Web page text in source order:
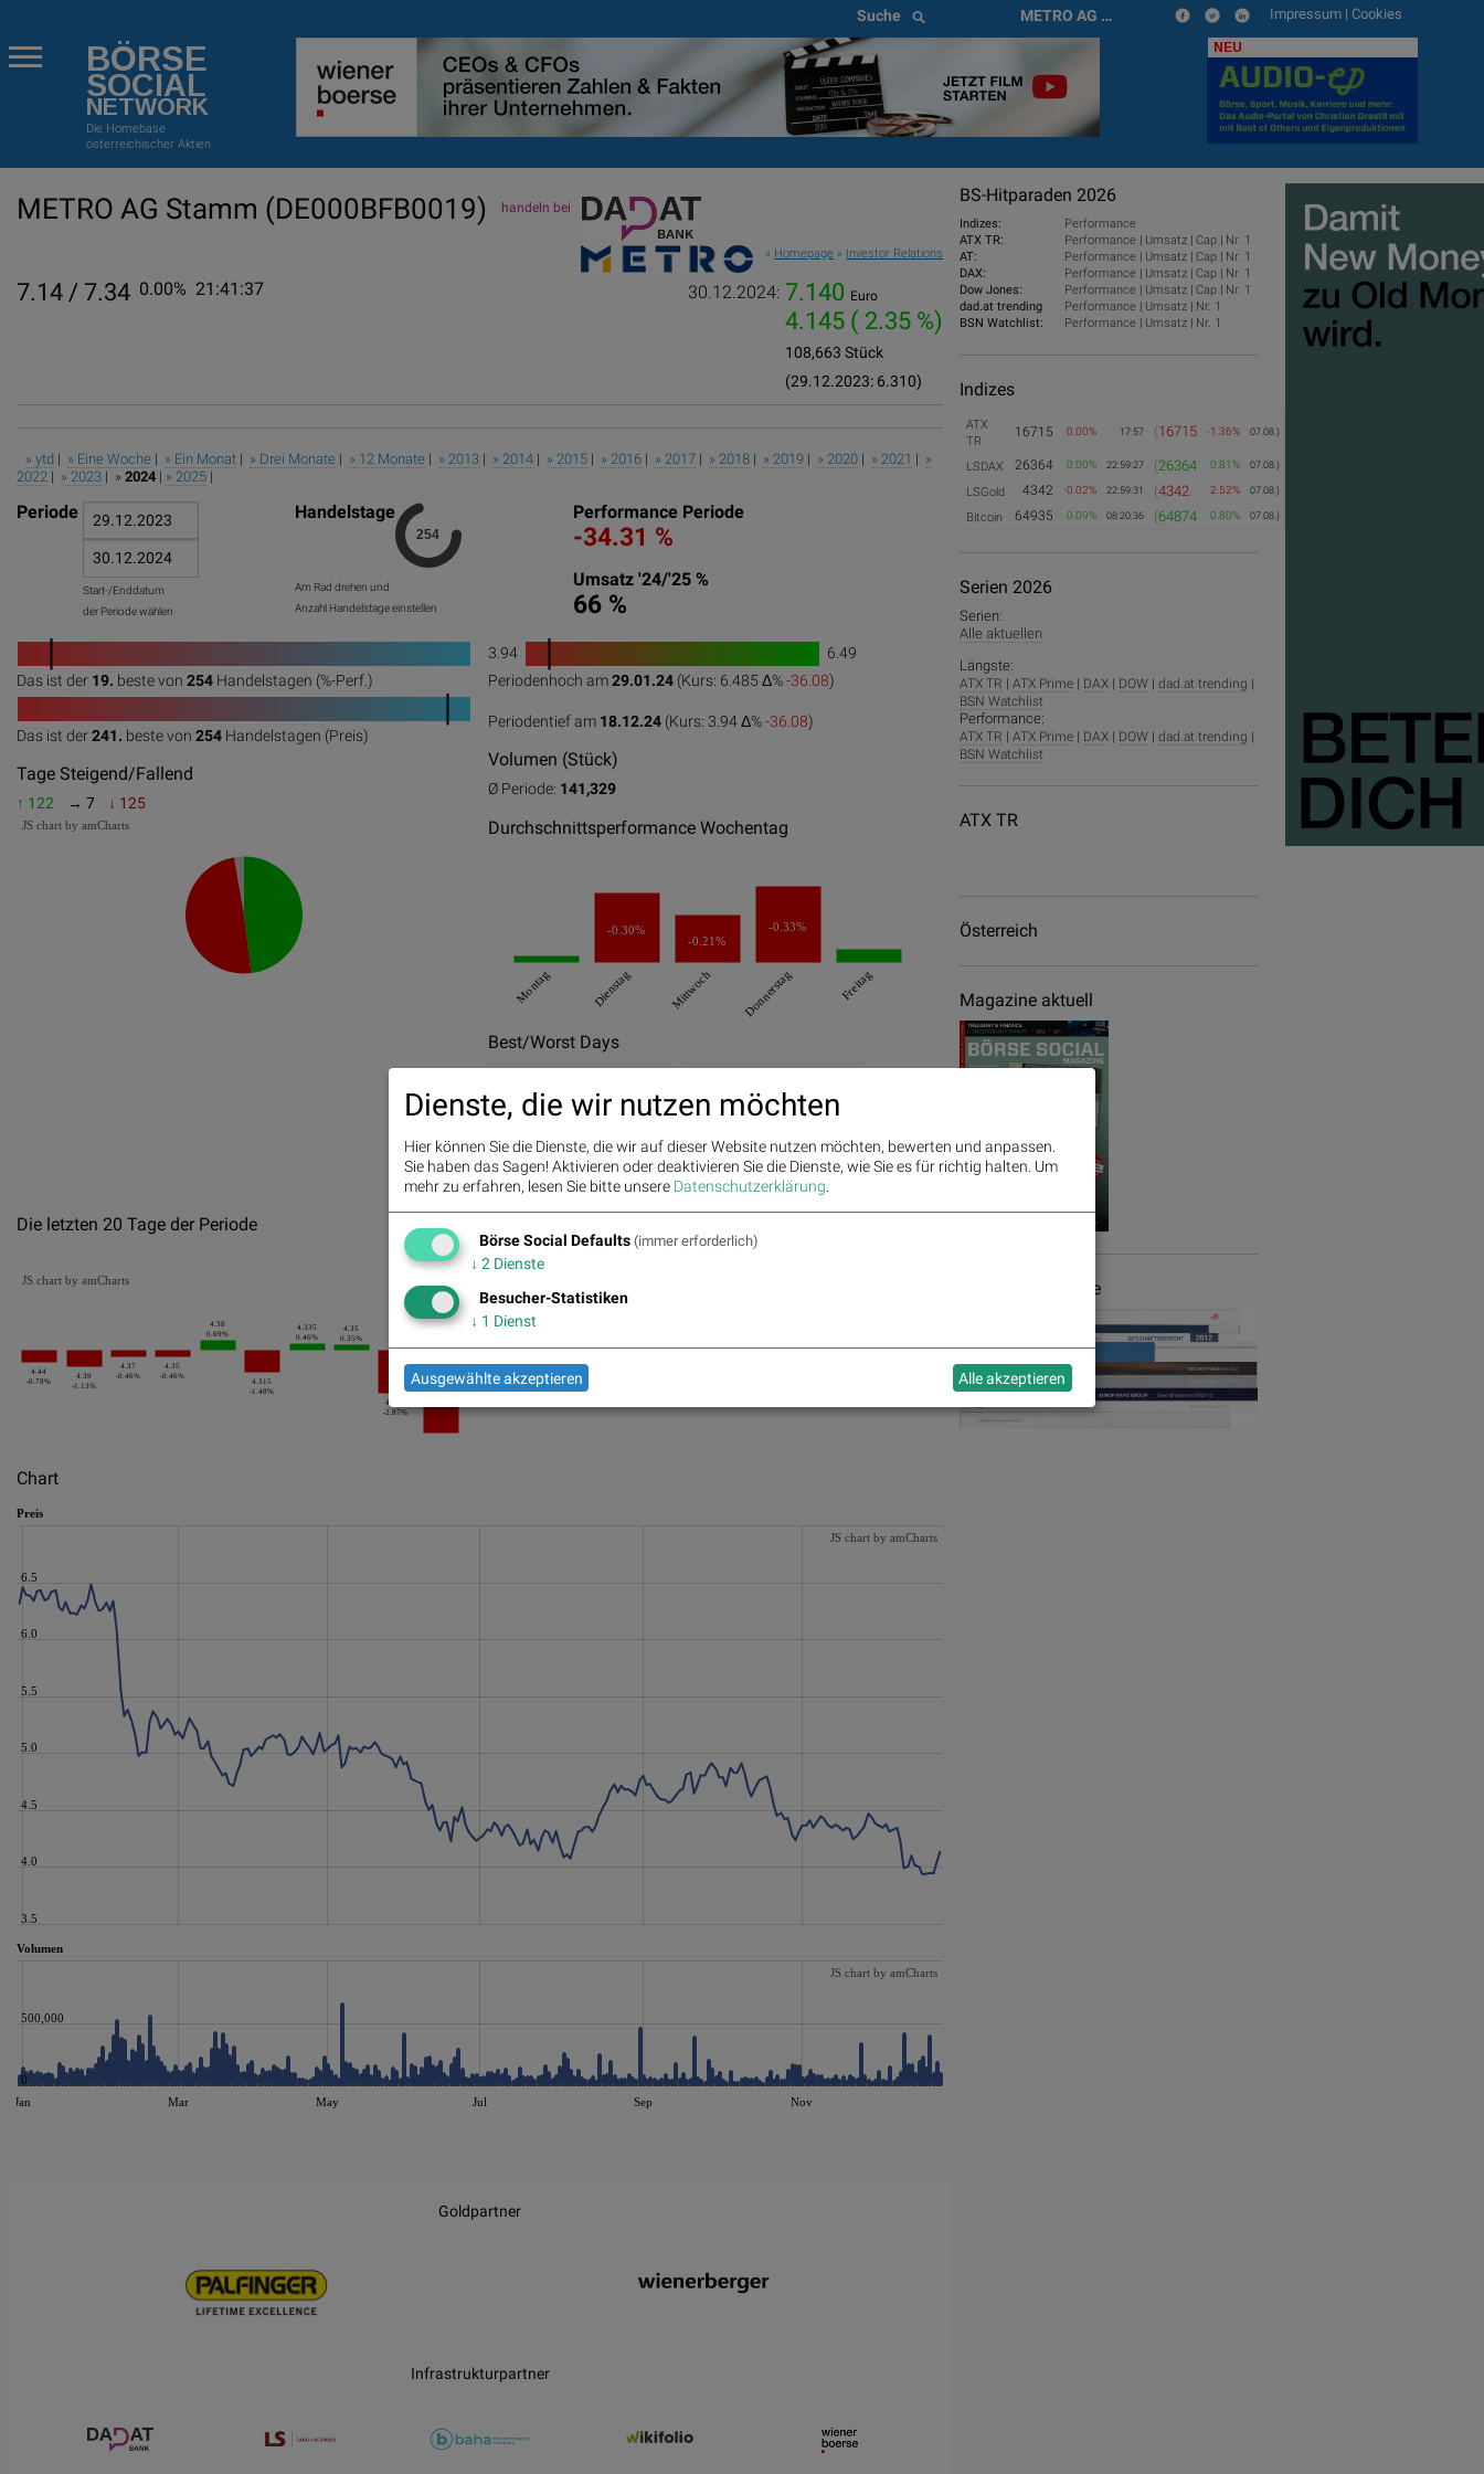
Suche METRO AG Stamm Impressum | Cookies
BÖRSE
SOCIAL
NETWORK
Die Homebase
österreichischer Aktien
NEU
METRO AG Stamm (DE000BFB0019) handeln bei
» Homepage » Investor Relations
30.12.2024: 7.140 Euro
4.145 ( 2.35 %)
108,663 Stück
(29.12.2023: 6.310)
7.14 / 7.34 0.00% 21:41:37
» ytd | » Eine Woche | » Ein Monat | » Drei Monate | » 12 Monate | » 2013 | » 2014 | » 2015 | » 2016 | » 2017 | » 2018 | » 2019 | » 2020 | » 2021 | »
2022 | » 2023 | » 2024 | » 2025 |
Periode
Start-/Enddatum
der Periode wählen
Handelstage
Am Rad drehen und
Anzahl Handelstage einstellen
Performance Periode
-34.31 %
Umsatz '24/'25 %
66 %
60
Das ist der 19. beste von 254 Handelstagen (%-Perf.)
Das ist der241. beste von 254 Handelstagen (Preis)
Tage Steigend/Fallend
↑ 122 → 7 ↓ 125
JS chart by amCharts
3.94
1
50 100
6.49
Periodenhoch am29.01.24 (Kurs: 6.485 Δ%-36.08)
Periodentief am 18.12.24 (Kurs: 3.94 Δ%-36.08)
Volumen (Stück)
Ø Periode: 141,329
Durchschnittsperformance Wochentag
-0.30%
-0.21%
-0.33%
Montag Dienstag Mittwoch Donnerstag Freitag
Best/Worst Days
20.06.2024 5.08%
04.10.2024 3.39%
11.12.2024 -5.44%
08.05.2024 -5.43%
Die letzten 20 Tage der Periode
4.44
-0.78%
4.39
-1.13%
4.37
-0.46%
4.35
-0.46%
4.38
0.69%
4.315
-1.48%
4.335
0.46%
4.35
0.35%
4.225
-2.87%
4.01
4.105
4.02
JS chart by amCharts
Chart
Preis
3.5
4.0
4.5
5.0
5.5
6.0
6.5
JS chart by amCharts
Volumen
Jan Mar May Jul Sep Nov
0
500,000
JS chart by amCharts
Goldpartner
Infrastrukturpartner
BS-Hitparaden 2026
Indizes:
Performance
ATX TR:
Performance | Umsatz |Cap | Nr. 1
AT:
Performance | Umsatz |Cap | Nr. 1
DAX:
Performance | Umsatz |Cap | Nr. 1
Dow Jones:
Performance | Umsatz |Cap | Nr. 1
dad.at trending
Performance | Umsatz | Nr. 1
BSN Watchlist:
Performance | Umsatz | Nr. 1
Indizes
ATX
TR
16715 0.00% 17:57 (16715 -1.36% 07.08.)
LSDAX 26364 0.00% 22:59:27 (26364 0.81% 07.08.)
LSGold 4342 -0.02% 22:59:31 (4342 2.52% 07.08.)
Bitcoin 64935 0.09% 08:20:36 (64874 0.80% 07.08.)
Serien 2026
Serien:
Alle aktuellen
Längste:
ATX TR |ATX Prime | DAX | DOW |dad.at trending |
BSN Watchlist
Performance:
ATX TR |ATX Prime | DAX | DOW |dad.at trending |
BSN Watchlist
ATX TR
Österreich
Magazine aktuell
Geschäftsberichte
Dienste, die wir nutzen möchten
Hier können Sie die Dienste, die wir auf dieser Website nutzen möchten, bewerten und anpassen.
Sie haben das Sagen! Aktivieren oder deaktivieren Sie die Dienste, wie Sie es für richtig halten. Um
mehr zu erfahren, lesen Sie bitte unsere Datenschutzerklärung.
Börse Social Defaults (immer erforderlich)
↓ 2 Dienste
Besucher-Statistiken
↓ 1 Dienst
Ausgewählte akzeptieren Alle akzeptieren